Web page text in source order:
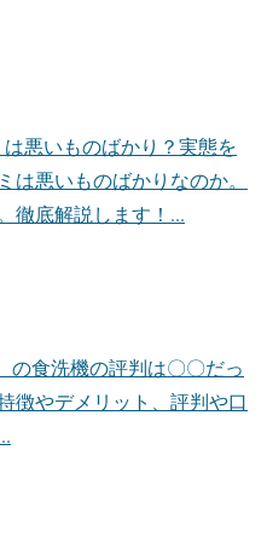
悪いものばかり？実態を
は悪いものばかりなのか。
徹底解説します！...
の食洗機の評判は〇〇だっ
徴やデメリット、評判や口